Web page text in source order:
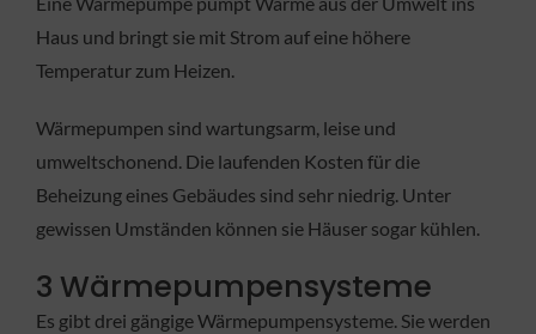
KONTAKT
Haus und bringt sie mit Strom auf eine höhere
Temperatur zum Heizen.
Wärmepumpen sind wartungsarm, leise und
umweltschonend. Die laufenden Kosten für die
Beheizung eines Gebäudes sind sehr niedrig. Unter
gewissen Umständen können sie Häuser sogar kühlen.
3 Wärmepumpensysteme
Es gibt drei gängige Wärmepumpensysteme. Sie werden